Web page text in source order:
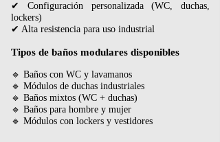
✔ Configuración personalizada (WC, duchas,
lockers)
✔ Alta resistencia para uso industrial
Tipos de baños modulares disponibles
🔹 Baños con WC y lavamanos
🔹 Módulos de duchas industriales
🔹 Baños mixtos (WC + duchas)
🔹 Baños para hombre y mujer
🔹 Módulos con lockers y vestidores